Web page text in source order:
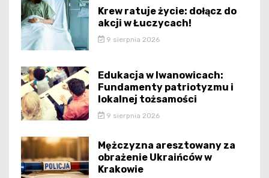
Krew ratuje życie: dołącz do
akcji w Łuczycach!
9 sierpnia 2026
Edukacja w Iwanowicach:
Fundamenty patriotyzmu i
lokalnej tożsamości
9 sierpnia 2026
Mężczyzna aresztowany za
obrażenie Ukraińców w
Krakowie